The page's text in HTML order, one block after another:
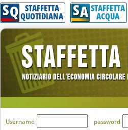
Attenzione! Esegui l'accesso per
SQ STAFFETTA
QUOTIDIANA SA STAFFETTA
ACQUA
'Modulo Login per
Username password